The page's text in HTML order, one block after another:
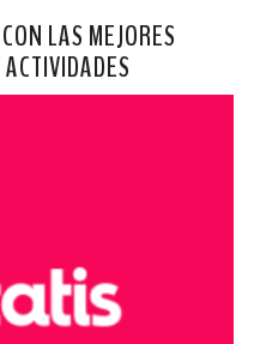
LAS MEJORES